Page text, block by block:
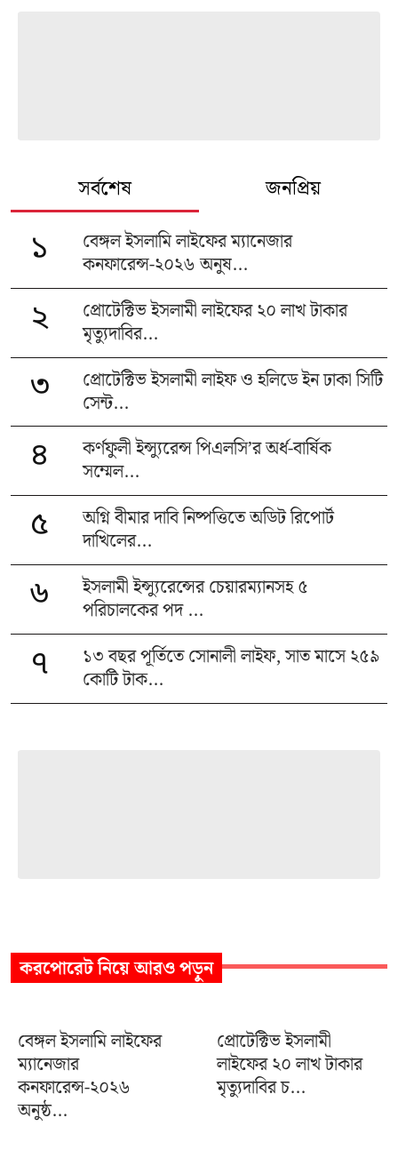
সর্বশেষ জনপ্রিয়
১
বেঙ্গল ইসলামি লাইফের ম্যানেজার
কনফারেন্স-২০২৬ অনুষ...
২
প্রোটেক্টিভ ইসলামী লাইফের ২০ লাখ টাকার
মৃত্যুদাবির...
৩
প্রোটেক্টিভ ইসলামী লাইফ ও হলিডে ইন ঢাকা সিটি
সেন্ট...
৪
কর্ণফুলী ইন্স্যুরেন্স পিএলসি’র অর্ধ-বার্ষিক
সম্মেল...
৫
অগ্নি বীমার দাবি নিষ্পত্তিতে অডিট রিপোর্ট
দাখিলের...
৬
ইসলামী ইন্স্যুরেন্সের চেয়ারম্যানসহ ৫
পরিচালকের পদ ...
৭
১৩ বছর পূর্তিতে সোনালী লাইফ, সাত মাসে ২৫৯
কোটি টাক...
করপোরেটনিয়ে আরও পড়ুন
বেঙ্গল ইসলামি লাইফের
ম্যানেজার
কনফারেন্স-২০২৬
অনুষ্ঠ...
প্রোটেক্টিভ ইসলামী
লাইফের ২০ লাখ টাকার
মৃত্যুদাবির চ...